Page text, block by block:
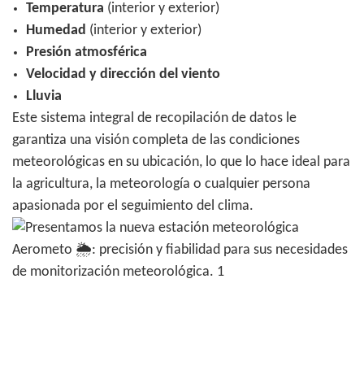
Temperatura (interior y exterior)
Humedad (interior y exterior)
Presión atmosférica
Velocidad y dirección del viento
Lluvia
Este sistema integral de recopilación de datos le
garantiza una visión completa de las condiciones
meteorológicas en su ubicación, lo que lo hace ideal para
la agricultura, la meteorología o cualquier persona
apasionada por el seguimiento del clima.